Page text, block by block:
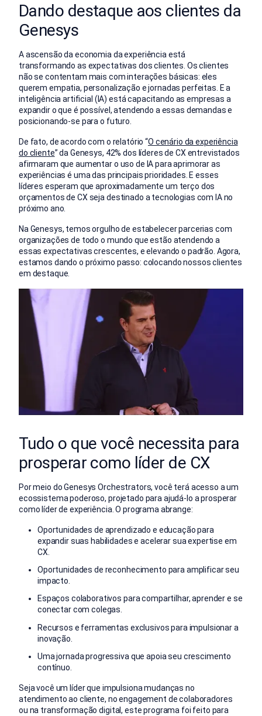
Dando destaque aos clientes da
Genesys
A ascensão da economia da experiência está
transformando as expectativas dos clientes. Os clientes
não se contentam mais com interações básicas: eles
querem empatia, personalização e jornadas perfeitas. E a
inteligência artificial (IA) está capacitando as empresas a
expandir o que é possível, atendendo a essas demandas e
posicionando-se para o futuro.
De fato, de acordo com o relatório “O cenário da experiência
do cliente” da Genesys, 42% dos líderes de CX entrevistados
afirmaram que aumentar o uso de IA para aprimorar as
experiências é uma das principais prioridades. E esses
líderes esperam que aproximadamente um terço dos
orçamentos de CX seja destinado a tecnologias com IA no
próximo ano.
Na Genesys, temos orgulho de estabelecer parcerias com
organizações de todo o mundo que estão atendendo a
essas expectativas crescentes, e elevando o padrão. Agora,
estamos dando o próximo passo: colocando nossos clientes
em destaque.
Tudo o que você necessita para
prosperar como líder de CX
Por meio do Genesys Orchestrators, você terá acesso a um
ecossistema poderoso, projetado para ajudá-lo a prosperar
como líder de experiência. O programa abrange:
Oportunidades de aprendizado e educação para
expandir suas habilidades e acelerar sua expertise em
CX.
Oportunidades de reconhecimento para amplificar seu
impacto.
Espaços colaborativos para compartilhar, aprender e se
conectar com colegas.
Recursos e ferramentas exclusivos para impulsionar a
inovação.
Uma jornada progressiva que apoia seu crescimento
contínuo.
Seja você um líder que impulsiona mudanças no
atendimento ao cliente, no engagement de colaboradores
ou na transformação digital, este programa foi feito para